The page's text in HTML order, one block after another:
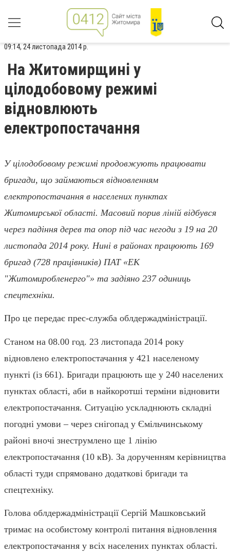
09:14, 24 листопада 2014 р.
На Житомирщині у
цілодобовому режимі
відновлюють
електропостачання
У цілодобовому режимі продовжують працювати
бригади, що займаються відновленням
електропостачання в населених пунктах
Житомирської області. Масовий порив ліній відбувся
через падіння дерев та опор під час негоди з 19 на 20
листопада 2014 року. Нині в районах працюють 169
бригад (728 працівників) ПАТ «ЕК
"Житомиробленерго"» та задіяно 237 одиниць
спецтехніки.
Про це передає прес-служба облдержадміністрації.
Станом на 08.00 год. 23 листопада 2014 року
відновлено електропостачання у 421 населеному
пункті (із 661). Бригади працюють ще у 240 населених
пунктах області, аби в найкоротші терміни відновити
електропостачання. Ситуацію ускладнюють складні
погодні умови – через снігопад у Ємільчинському
районі вночі знеструмлено ще 1 лінію
електропостачання (10 кВ). За дорученням керівництва
області туди спрямовано додаткові бригади та
спецтехніку.
Голова облдержадміністрації Сергій Машковський
тримає на особистому контролі питання відновлення
електропостачання у всіх населених пунктах області.